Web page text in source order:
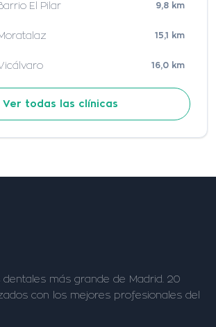
El Pilar 9,8 km
15,1 km
16,0 km
Ver todas las clínicas
dentales más grande de Madrid. 20
con los mejores profesionales del